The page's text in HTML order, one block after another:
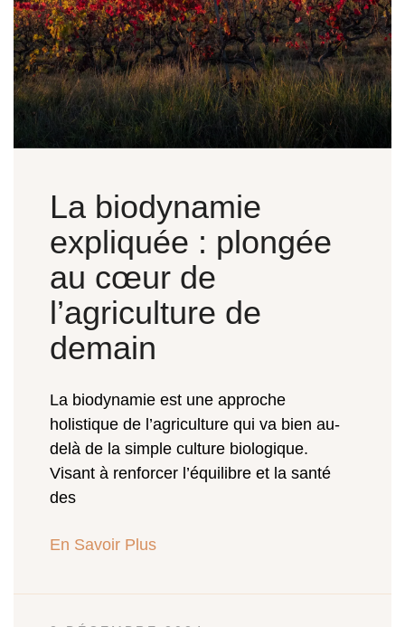
La biodynamie
expliquée : plongée
au cœur de
l’agriculture de
demain
La biodynamie est une approche
holistique de l’agriculture qui va bien au-
delà de la simple culture biologique.
Visant à renforcer l’équilibre et la santé
des
En Savoir Plus